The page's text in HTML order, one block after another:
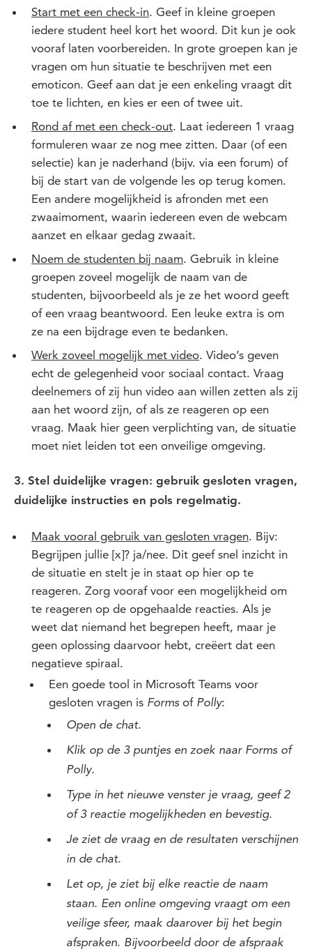
Start met een check-in. Geef in kleine groepen
iedere student heel kort het woord. Dit kun je ook
vooraf laten voorbereiden. In grote groepen kan je
vragen om hun situatie te beschrijven met een
emoticon. Geef aan dat je een enkeling vraagt dit
toe te lichten, en kies er een of twee uit.
Rond af met een check-out. Laat iedereen 1 vraag
formuleren waar ze nog mee zitten. Daar (of een
selectie) kan je naderhand (bijv. via een forum) of
bij de start van de volgende les op terug komen.
Een andere mogelijkheid is afronden met een
zwaaimoment, waarin iedereen even de webcam
aanzet en elkaar gedag zwaait.
Noem de studenten bij naam. Gebruik in kleine
groepen zoveel mogelijk de naam van de
studenten, bijvoorbeeld als je ze het woord geeft
of een vraag beantwoord. Een leuke extra is om
ze na een bijdrage even te bedanken.
Werk zoveel mogelijk met video. Video’s geven
echt de gelegenheid voor sociaal contact. Vraag
deelnemers of zij hun video aan willen zetten als zij
aan het woord zijn, of als ze reageren op een
vraag. Maak hier geen verplichting van, de situatie
moet niet leiden tot een onveilige omgeving.
3. Stel duidelijke vragen: gebruik gesloten vragen,
duidelijke instructies en pols regelmatig.
Maak vooral gebruik van gesloten vragen. Bijv:
Begrijpen jullie [x]? ja/nee. Dit geef snel inzicht in
de situatie en stelt je in staat op hier op te
reageren. Zorg vooraf voor een mogelijkheid om
te reageren op de opgehaalde reacties. Als je
weet dat niemand het begrepen heeft, maar je
geen oplossing daarvoor hebt, creëert dat een
negatieve spiraal.
Een goede tool in Microsoft Teams voor
gesloten vragen is Forms of Polly:
Open de chat.
Klik op de 3 puntjes en zoek naar Forms of
Polly.
Type in het nieuwe venster je vraag, geef 2
of 3 reactie mogelijkheden en bevestig.
Je ziet de vraag en de resultaten verschijnen
in de chat.
Let op, je ziet bij elke reactie de naam
staan. Een online omgeving vraagt om een
veilige sfeer, maak daarover bij het begin
afspraken. Bijvoorbeeld door de afspraak